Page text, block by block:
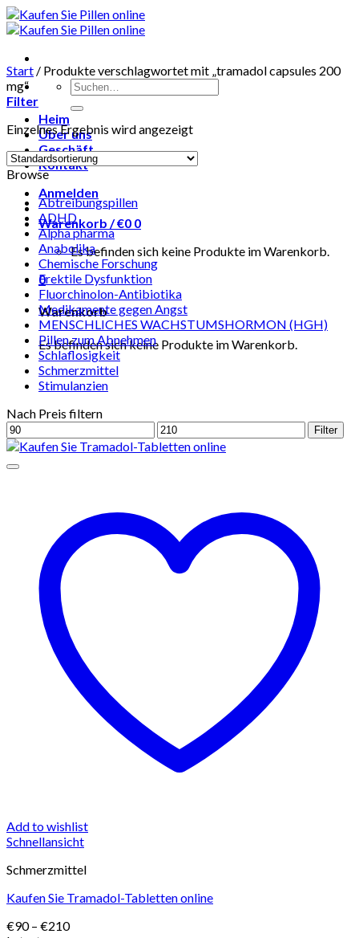
Skip
to
Suchen
nach:
Heim
Über uns
Geschäft
Kontakt
Anmelden
Warenkorb /€0 0
Es befinden sich keine Produkte im Warenkorb.
0
Warenkorb
Es befinden sich keine Produkte im Warenkorb.
Start / Produkte verschlagwortet mit „tramadol capsules 200
mg“
Filter
Einzelnes Ergebnis wird angezeigt
Browse
Abtreibungspillen
ADHD
Alpha pharma
Anabolika
Chemische Forschung
Erektile Dysfunktion
Fluorchinolon-Antibiotika
Medikamente gegen Angst
MENSCHLICHES WACHSTUMSHORMON (HGH)
Pillen zum Abnehmen
Schlaflosigkeit
Schmerzmittel
Stimulanzien
Nach Preis filtern
Min.
Preis
Max.
Preis
Filter
Add to wishlist
Schnellansicht
Schmerzmittel
Kaufen Sie Tramadol-Tabletten online
€90 – €210Preisspanne: